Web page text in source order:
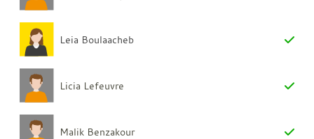
Leia Boulaacheb
Licia Lefeuvre
Malik Benzakour